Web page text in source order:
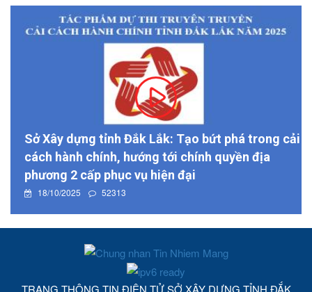
Sở Xây dựng tỉnh Đắk Lắk: Tạo bứt phá trong cải
cách hành chính, hướng tới chính quyền địa
phương 2 cấp phục vụ hiện đại
18/10/2025 52313